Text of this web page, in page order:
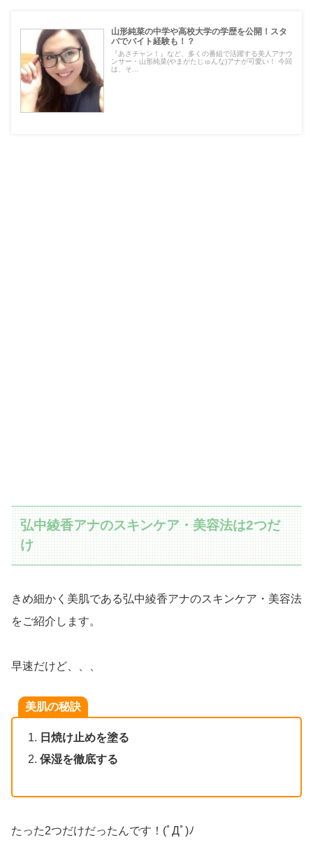
山形純菜の中学や高校大学の学歴を公開！スタ
バでバイト経験も！？
『あさチャン！』など、多くの番組で活躍する美人アナウ
ンサー・山形純菜(やまがたじゅんな)アナが可愛い！ 今回
は、そ...
弘中綾香アナのスキンケア・美容法は2つだ
け
きめ細かく美肌である弘中綾香アナのスキンケア・美容法
をご紹介します。
早速だけど、、、
美肌の秘訣
日焼け止めを塗る
保湿を徹底する
たった2つだけだったんです！(ﾟДﾟ)ﾉ